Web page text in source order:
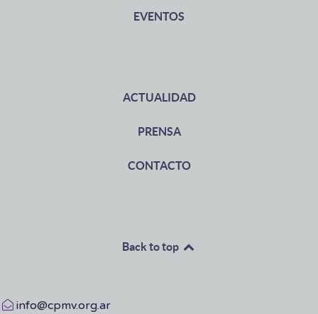
EVENTOS
ACTUALIDAD
PRENSA
CONTACTO
Back to top
info@cpmv.org.ar